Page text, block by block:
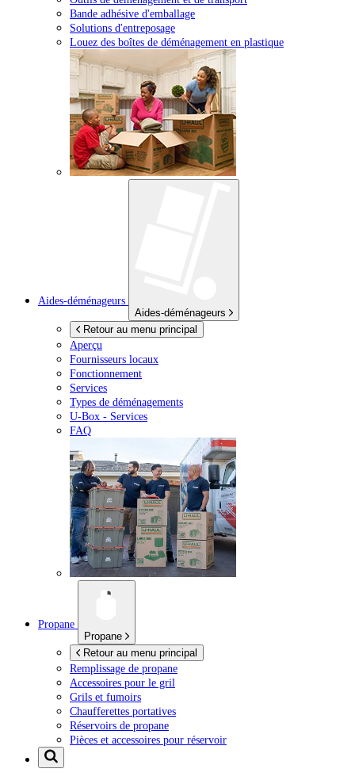
Bande adhésive d'emballage
Solutions d'entreposage
Louez des boîtes de déménagement en plastique
Aides-déménageurs
Aides-déménageurs
Retour au menu principal
Aperçu
Fournisseurs locaux
Fonctionnement
Services
Types de déménagements
U-Box - Services
FAQ
Propane
Propane
Retour au menu principal
Remplissage de propane
Accessoires pour le gril
Grils et fumoirs
Chaufferettes portatives
Réservoirs de propane
Pièces et accessoires pour réservoir